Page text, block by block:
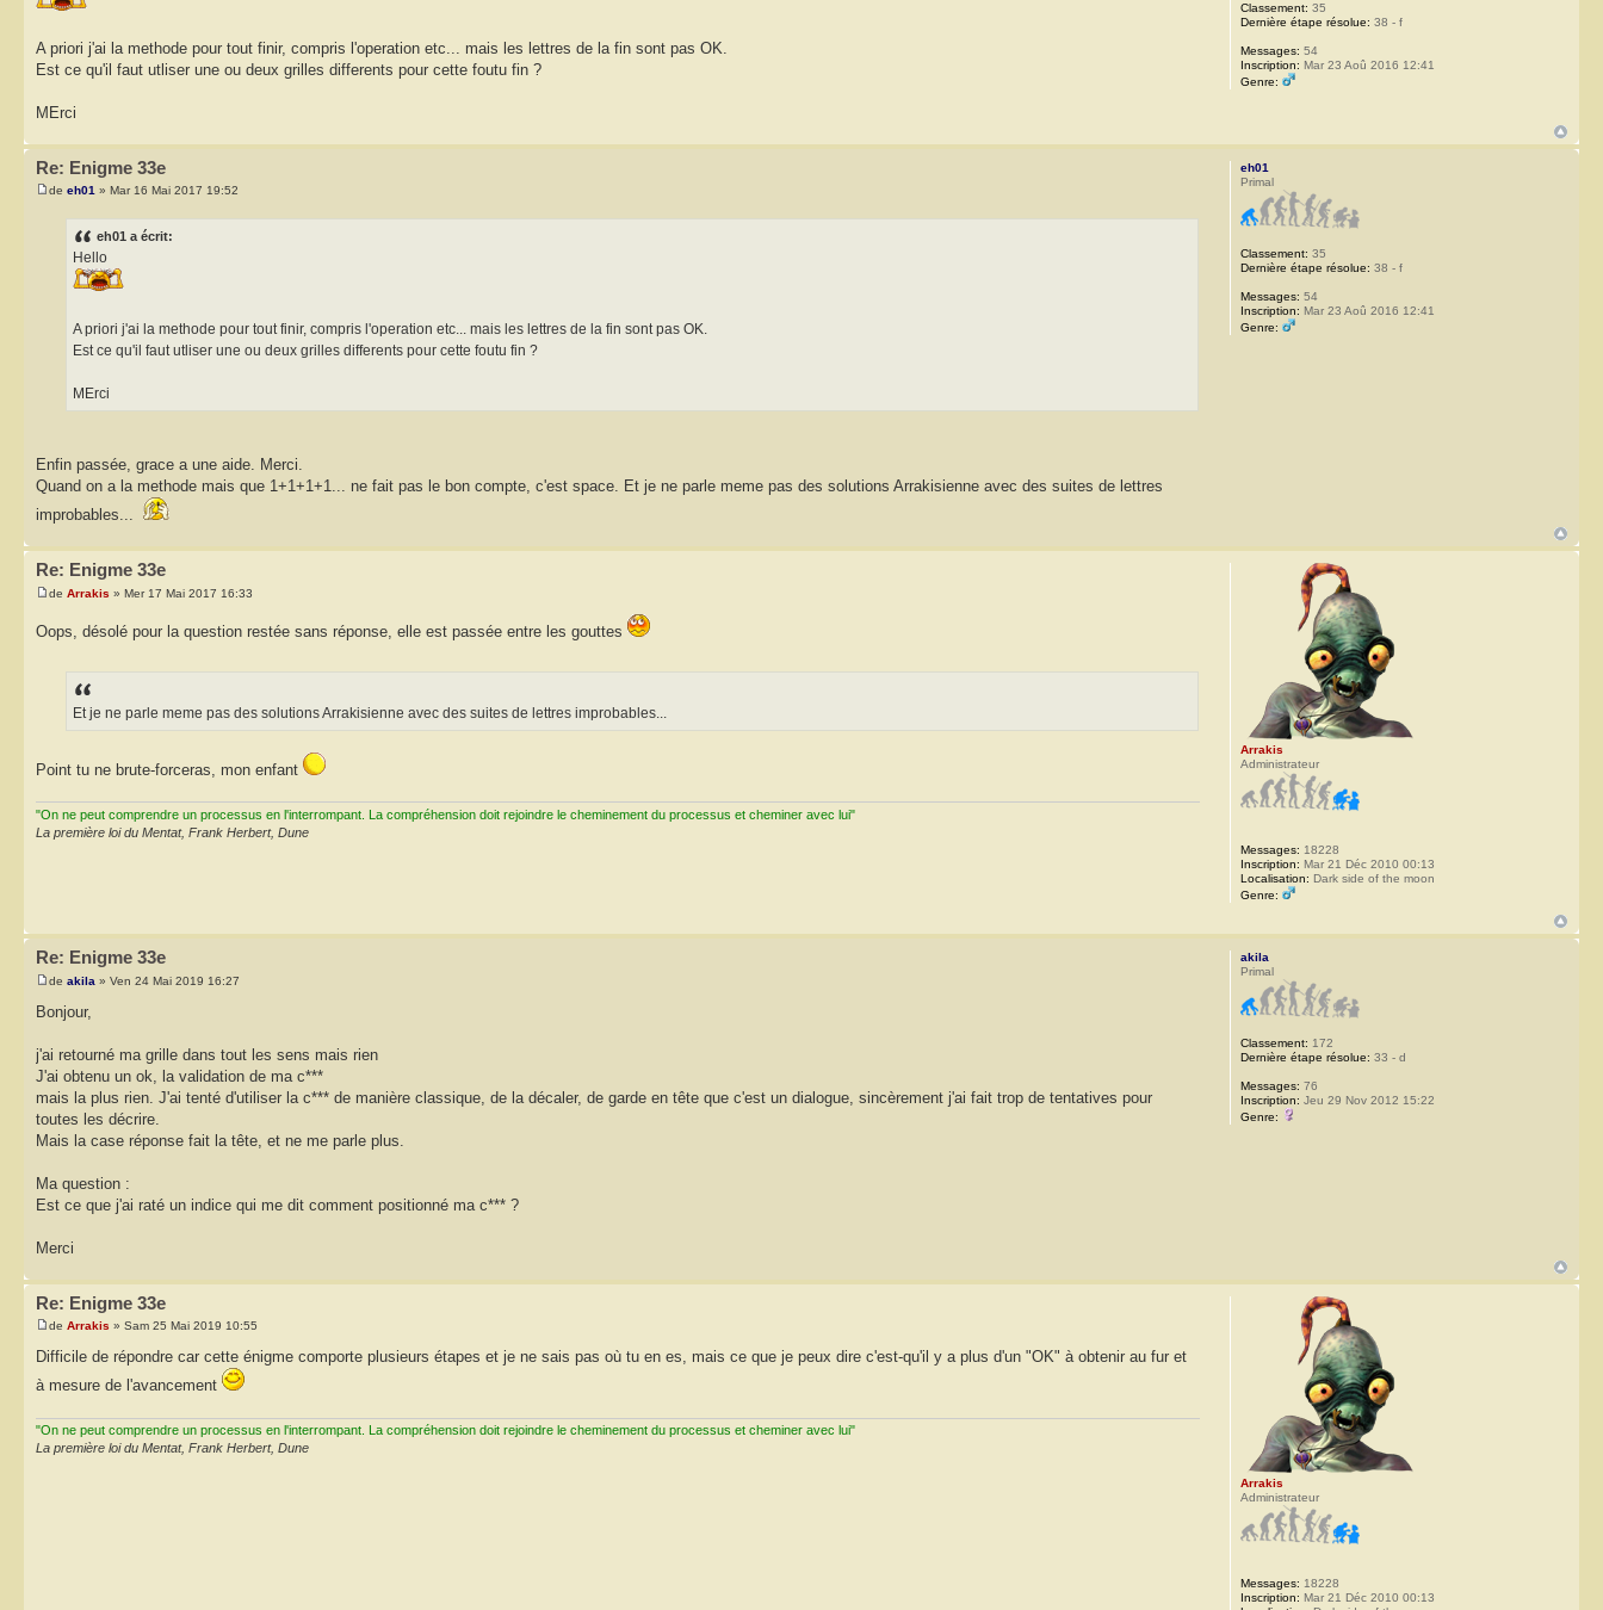
A priori j'ai la methode pour tout finir, compris l'operation etc... mais les lettres de la fin sont pas OK.
Est ce qu'il faut utliser une ou deux grilles differents pour cette foutu fin ?
MErci
Classement: 35
Dernière étape résolue: 38 - f
Messages: 54
Inscription: Mar 23 Aoû 2016 12:41
Genre:
Re: Enigme 33e
de eh01 » Mar 16 Mai 2017 19:52
eh01 a écrit:
Hello
A priori j'ai la methode pour tout finir, compris l'operation etc... mais les lettres de la fin sont pas OK.
Est ce qu'il faut utliser une ou deux grilles differents pour cette foutu fin ?
MErci
Enfin passée, grace a une aide. Merci.
Quand on a la methode mais que 1+1+1+1... ne fait pas le bon compte, c'est space. Et je ne parle meme pas des solutions Arrakisienne avec des suites de lettres
improbables...
eh01
Primal
Classement: 35
Dernière étape résolue: 38 - f
Messages: 54
Inscription: Mar 23 Aoû 2016 12:41
Genre:
Re: Enigme 33e
de Arrakis » Mer 17 Mai 2017 16:33
Oops, désolé pour la question restée sans réponse, elle est passée entre les gouttes
Et je ne parle meme pas des solutions Arrakisienne avec des suites de lettres improbables...
Point tu ne brute-forceras, mon enfant
"On ne peut comprendre un processus en l'interrompant. La compréhension doit rejoindre le cheminement du processus et cheminer avec lui"
La première loi du Mentat, Frank Herbert, Dune
Arrakis
Administrateur
Messages: 18228
Inscription: Mar 21 Déc 2010 00:13
Localisation: Dark side of the moon
Genre:
Re: Enigme 33e
de akila » Ven 24 Mai 2019 16:27
Bonjour,
j'ai retourné ma grille dans tout les sens mais rien
J'ai obtenu un ok, la validation de ma c***
mais la plus rien. J'ai tenté d'utiliser la c*** de manière classique, de la décaler, de garde en tête que c'est un dialogue, sincèrement j'ai fait trop de tentatives pour
toutes les décrire.
Mais la case réponse fait la tête, et ne me parle plus.
Ma question :
Est ce que j'ai raté un indice qui me dit comment positionné ma c*** ?
Merci
akila
Primal
Classement: 172
Dernière étape résolue: 33 - d
Messages: 76
Inscription: Jeu 29 Nov 2012 15:22
Genre:
Re: Enigme 33e
de Arrakis » Sam 25 Mai 2019 10:55
Difficile de répondre car cette énigme comporte plusieurs étapes et je ne sais pas où tu en es, mais ce que je peux dire c'est-qu'il y a plus d'un "OK" à obtenir au fur et
à mesure de l'avancement
"On ne peut comprendre un processus en l'interrompant. La compréhension doit rejoindre le cheminement du processus et cheminer avec lui"
La première loi du Mentat, Frank Herbert, Dune
Arrakis
Administrateur
Messages: 18228
Inscription: Mar 21 Déc 2010 00:13